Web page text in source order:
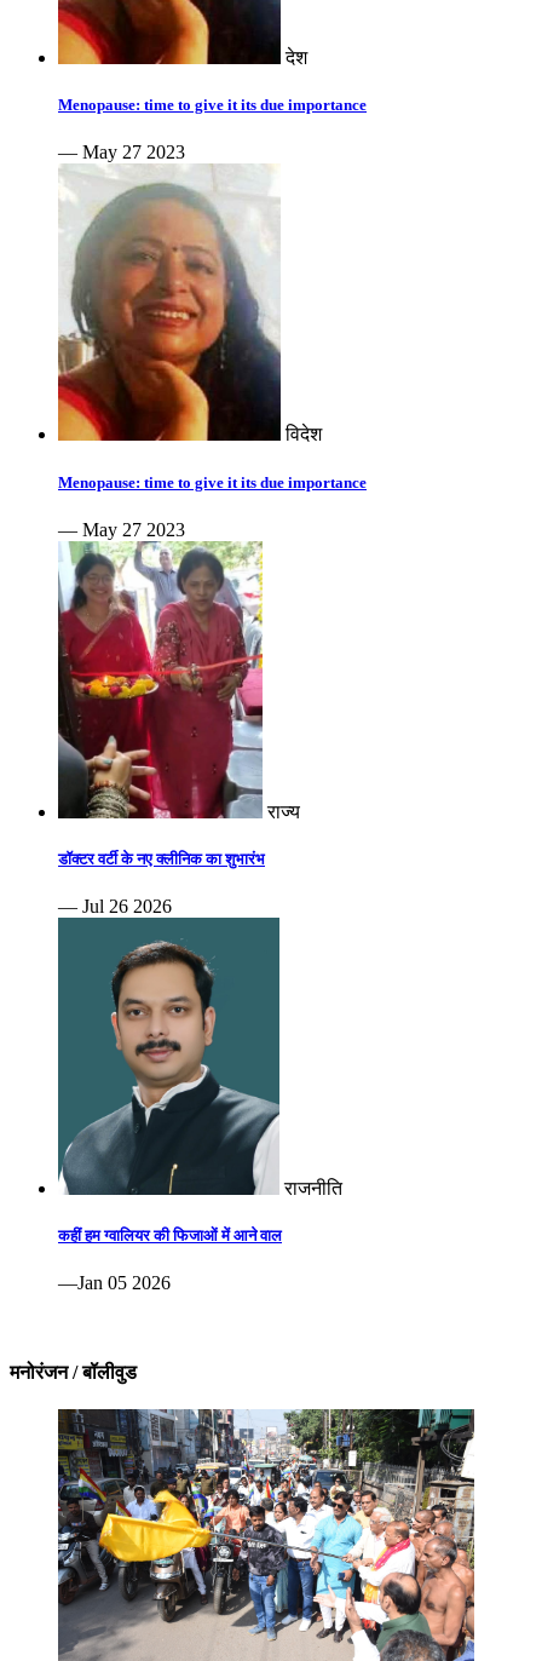
देश
Menopause: time to give it its due importance
— May 27 2023
विदेश
Menopause: time to give it its due importance
— May 27 2023
राज्य
डॉक्टर वर्टी के नए क्लीनिक का शुभारंभ
— Jul 26 2026
राजनीति
कहीं हम ग्वालियर की फिजाओं में आने वाल
—Jan 05 2026
मनोरंजन / बॉलीवुड